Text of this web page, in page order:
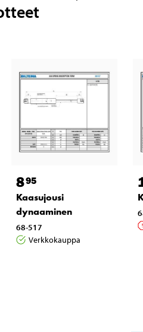
895
Kaasujousi
dynaaminen
68-517
Verkkokauppa